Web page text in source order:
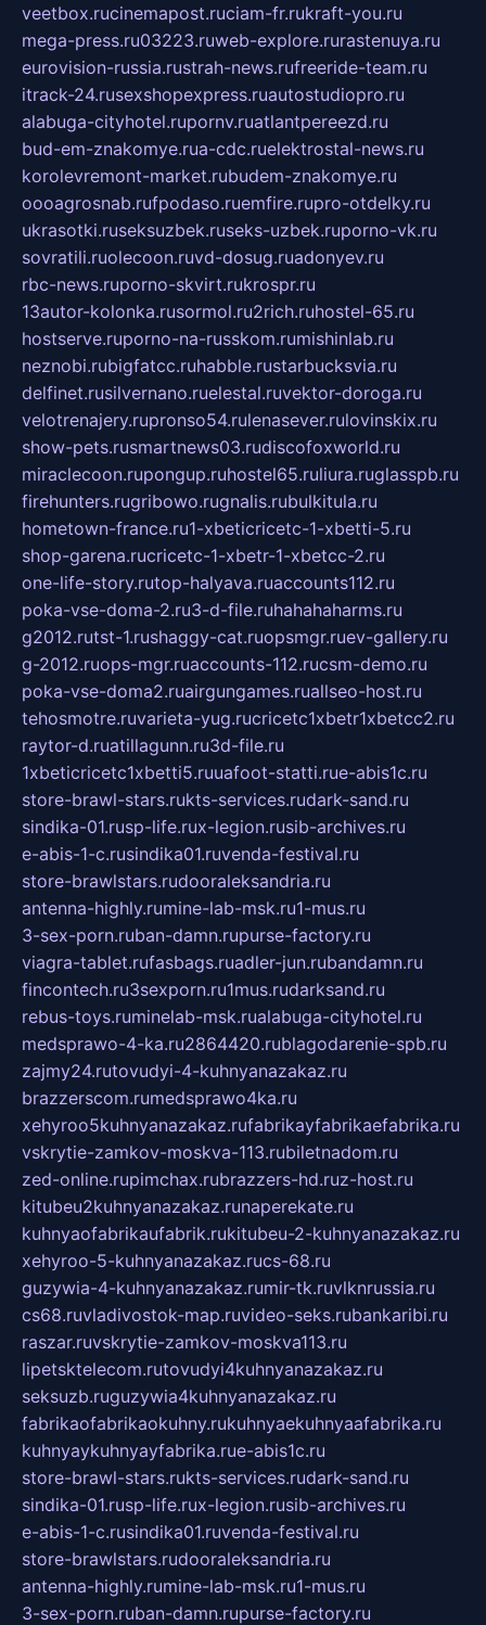
veetbox.rucinemapost.ruciam-fr.rukraft-you.ru
mega-press.ru03223.ruweb-explore.rurastenuya.ru
eurovision-russia.rustrah-news.rufreeride-team.ru
itrack-24.rusexshopexpress.ruautostudiopro.ru
alabuga-cityhotel.rupornv.ruatlantpereezd.ru
bud-em-znakomye.rua-cdc.ruelektrostal-news.ru
korolevremont-market.rubudem-znakomye.ru
oooagrosnab.rufpodaso.ruemfire.rupro-otdelky.ru
ukrasotki.ruseksuzbek.ruseks-uzbek.ruporno-vk.ru
sovratili.ruolecoon.ruvd-dosug.ruadonyev.ru
rbc-news.ruporno-skvirt.rukrospr.ru
13autor-kolonka.rusormol.ru2rich.ruhostel-65.ru
hostserve.ruporno-na-russkom.rumishinlab.ru
neznobi.rubigfatcc.ruhabble.rustarbucksvia.ru
delfinet.rusilvernano.ruelestal.ruvektor-doroga.ru
velotrenajery.rupronso54.rulenasever.rulovinskix.ru
show-pets.rusmartnews03.rudiscofoxworld.ru
miraclecoon.rupongup.ruhostel65.ruliura.ruglasspb.ru
firehunters.rugribowo.rugnalis.rubulkitula.ru
hometown-france.ru1-xbeticricetc-1-xbetti-5.ru
shop-garena.rucricetc-1-xbetr-1-xbetcc-2.ru
one-life-story.rutop-halyava.ruaccounts112.ru
poka-vse-doma-2.ru3-d-file.ruhahahaharms.ru
g2012.rutst-1.rushaggy-cat.ruopsmgr.ruev-gallery.ru
g-2012.ruops-mgr.ruaccounts-112.rucsm-demo.ru
poka-vse-doma2.ruairgungames.ruallseo-host.ru
tehosmotre.ruvarieta-yug.rucricetc1xbetr1xbetcc2.ru
raytor-d.ruatillagunn.ru3d-file.ru
1xbeticricetc1xbetti5.ruuafoot-statti.rue-abis1c.ru
store-brawl-stars.rukts-services.rudark-sand.ru
sindika-01.rusp-life.rux-legion.rusib-archives.ru
e-abis-1-c.rusindika01.ruvenda-festival.ru
store-brawlstars.rudooraleksandria.ru
antenna-highly.rumine-lab-msk.ru1-mus.ru
3-sex-porn.ruban-damn.rupurse-factory.ru
viagra-tablet.rufasbags.ruadler-jun.rubandamn.ru
fincontech.ru3sexporn.ru1mus.rudarksand.ru
rebus-toys.ruminelab-msk.rualabuga-cityhotel.ru
medsprawo-4-ka.ru2864420.rublagodarenie-spb.ru
zajmy24.rutovudyi-4-kuhnyanazakaz.ru
brazzerscom.rumedsprawo4ka.ru
xehyroo5kuhnyanazakaz.rufabrikayfabrikaefabrika.ru
vskrytie-zamkov-moskva-113.rubiletnadom.ru
zed-online.rupimchax.rubrazzers-hd.ruz-host.ru
kitubeu2kuhnyanazakaz.runaperekate.ru
kuhnyaofabrikaufabrik.rukitubeu-2-kuhnyanazakaz.ru
xehyroo-5-kuhnyanazakaz.rucs-68.ru
guzywia-4-kuhnyanazakaz.rumir-tk.ruvlknrussia.ru
cs68.ruvladivostok-map.ruvideo-seks.rubankaribi.ru
raszar.ruvskrytie-zamkov-moskva113.ru
lipetsktelecom.rutovudyi4kuhnyanazakaz.ru
seksuzb.ruguzywia4kuhnyanazakaz.ru
fabrikaofabrikaokuhny.rukuhnyaekuhnyaafabrika.ru
kuhnyaykuhnyayfabrika.rue-abis1c.ru
store-brawl-stars.rukts-services.rudark-sand.ru
sindika-01.rusp-life.rux-legion.rusib-archives.ru
e-abis-1-c.rusindika01.ruvenda-festival.ru
store-brawlstars.rudooraleksandria.ru
antenna-highly.rumine-lab-msk.ru1-mus.ru
3-sex-porn.ruban-damn.rupurse-factory.ru